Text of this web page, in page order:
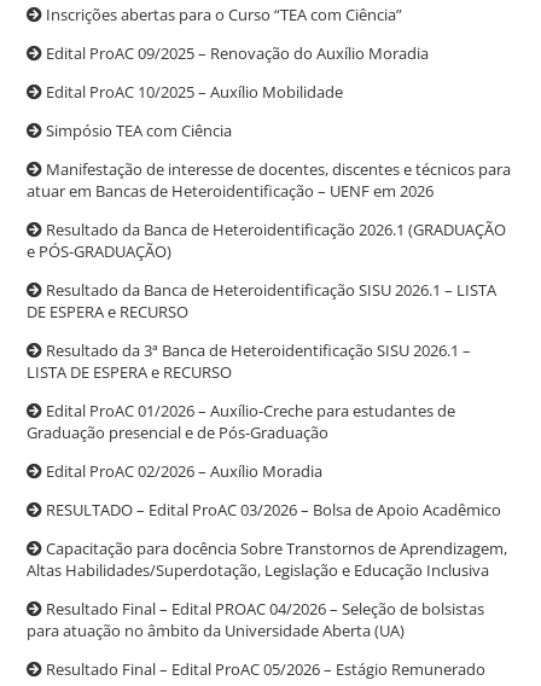
Inscrições abertas para o Curso “TEA com Ciência”
Edital ProAC 09/2025 – Renovação do Auxílio Moradia
Edital ProAC 10/2025 – Auxílio Mobilidade
Simpósio TEA com Ciência
Manifestação de interesse de docentes, discentes e técnicos para
atuar em Bancas de Heteroidentificação – UENF em 2026
Resultado da Banca de Heteroidentificação 2026.1 (GRADUAÇÃO
e PÓS-GRADUAÇÃO)
Resultado da Banca de Heteroidentificação SISU 2026.1 – LISTA
DE ESPERA e RECURSO
Resultado da 3ª Banca de Heteroidentificação SISU 2026.1 –
LISTA DE ESPERA e RECURSO
Edital ProAC 01/2026 – Auxílio-Creche para estudantes de
Graduação presencial e de Pós-Graduação
Edital ProAC 02/2026 – Auxílio Moradia
RESULTADO – Edital ProAC 03/2026 – Bolsa de Apoio Acadêmico
Capacitação para docência Sobre Transtornos de Aprendizagem,
Altas Habilidades/Superdotação, Legislação e Educação Inclusiva
Resultado Final – Edital PROAC 04/2026 – Seleção de bolsistas
para atuação no âmbito da Universidade Aberta (UA)
Resultado Final – Edital ProAC 05/2026 – Estágio Remunerado